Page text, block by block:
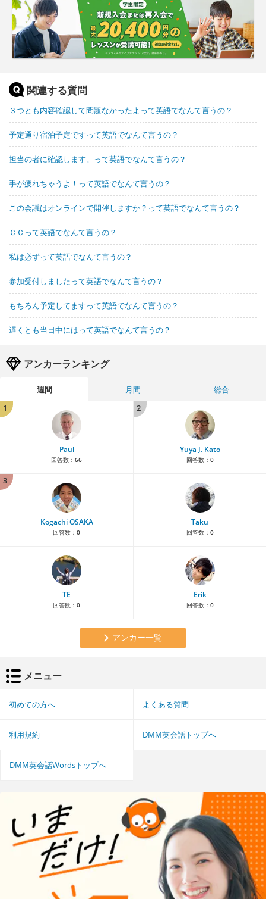
関連する質問
３つとも内容確認して問題なかったよって英語でなんて言うの？
予定通り宿泊予定ですって英語でなんて言うの？
担当の者に確認します。って英語でなんて言うの？
手が疲れちゃうよ！って英語でなんて言うの？
この会議はオンラインで開催しますか？って英語でなんて言うの？
ＣＣって英語でなんて言うの？
私は必ずって英語でなんて言うの？
参加受付しましたって英語でなんて言うの？
もちろん予定してますって英語でなんて言うの？
遅くとも当日中にはって英語でなんて言うの？
アンカーランキング
週間 月間
総合
1
Paul
回答数： 66
2
Yuya J. Kato
回答数： 0
3
Kogachi OSAKA
回答数： 0
Taku
回答数： 0
TE
回答数： 0
Erik
回答数： 0
アンカー一覧
メニュー
初めての方へ よくある質問
利用規約 DMM英会話トップへ
DMM英会話Wordsトップへ